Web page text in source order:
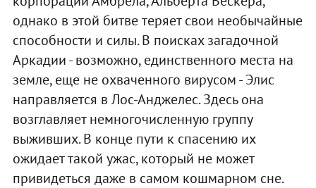
однако в этой битве теряет свои необычайные
способности и силы. В поисках загадочной
Аркадии - возможно, единственного места на
земле, еще не охваченного вирусом - Элис
направляется в Лос-Анджелес. Здесь она
возглавляет немногочисленную группу
выживших. В конце пути к спасению их
ожидает такой ужас, который не может
привидеться даже в самом кошмарном сне.